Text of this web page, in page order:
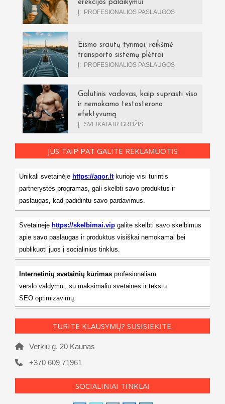
erekcijos palaikymui
Į: PROFESIONALIOS PASLAUGOS
Eismo srautų tyrimai: reikšmė
transporto sistemų plėtrai
Į: PROFESIONALIOS PASLAUGOS
Galutinis vadovas, kaip suprasti viso
ir nemokamo testosterono
efektyvumą
Į: SVEIKATA IR GROŽIS
JUS TAIP PAT GALITE REKLAMUOTIS
Unikali svetainėje https://agor.ltkurioje visi turintis
partnerystės programas, gali skelbti savo produktus ir
paslaugas, kad padidintu savo pardavimus.
Svetainėje https://skelbimai.vip galite skelbti savo skelbimus
apie savo paslaugas ir produktus visiškai nemokamai bei
publikuoti juos į socialinius tinklus.
Internetinių svetainių kūrimas profesionaliam
verslo valdymui, su maksimaliu svetainės ir tekstu
SEO optimizavimų.
TURITE KLAUSYMŲ? SUSISIEKITE.
Verkiu g. 20 Kaunas
+370 609 71961
SOCIALINIAI TINKLAI